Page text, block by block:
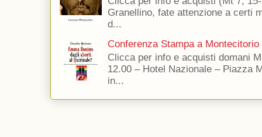
Granellino, fate attenzione a certi
d...
Conferenza Stampa a Montecitorio
Clicca per info e acquisti domani
12.00 – Hotel Nazionale – Piazza
in...